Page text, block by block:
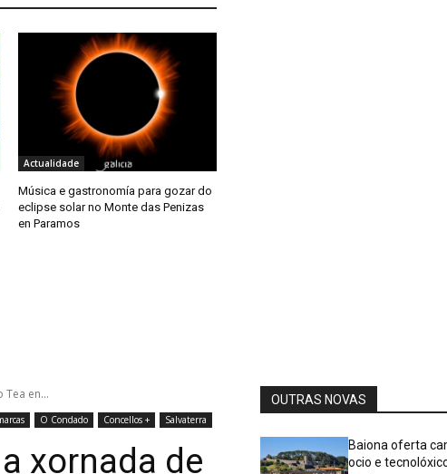
Actualidade
Música e gastronomía para gozar do
eclipse solar no Monte das Penizas
en Paramos